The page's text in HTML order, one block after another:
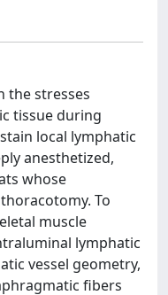
the stresses
tissue during
local lymphatic
anesthetized,
whose
To
muscle
lymphatic
vessel geometry,
fibers